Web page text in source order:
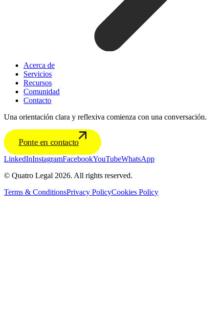
Acerca de
Servicios
Recursos
Comunidad
Contacto
Una orientación clara y reflexiva comienza con una conversación.
Ponte en contacto
LinkedInInstagramFacebookYouTubeWhatsApp
© Quatro Legal 2026. All rights reserved.
Terms & ConditionsPrivacy PolicyCookies Policy